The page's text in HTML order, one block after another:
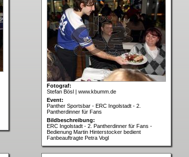
Fotograf:
Stefan Bösl | www.kbumm.de
Event:
Panther Sportsbar - ERC Ingolstadt - 2.
Pantherdinner für Fans
Bildbeschreibung:
ERC Ingolstadt - 2. Pantherdinner für Fans -
Bedienung Martin Hinterstocker bedient
Fanbeauftragte Petra Vogl